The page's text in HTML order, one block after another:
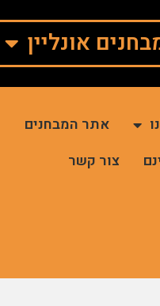
אונליין
אתר המבחנים
צור קשר